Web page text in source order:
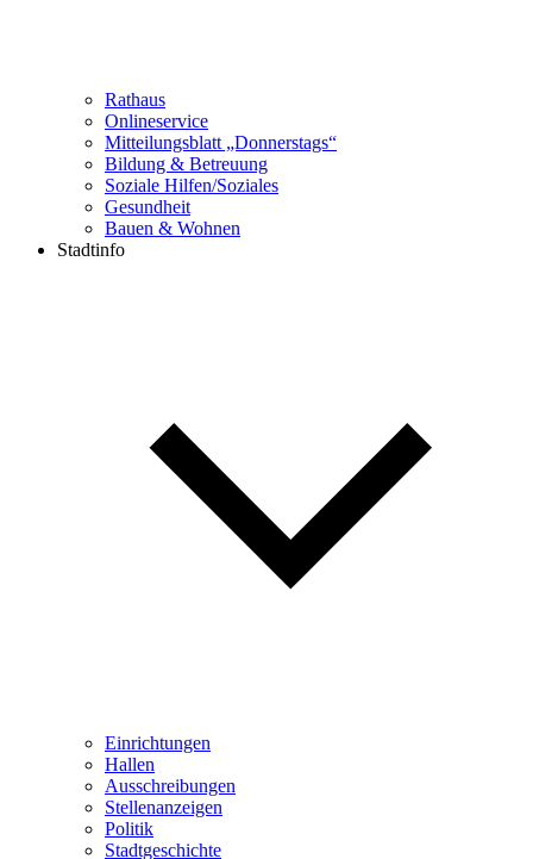
Rathaus
Onlineservice
Mitteilungsblatt „Donnerstags“
Bildung & Betreuung
Soziale Hilfen/Soziales
Gesundheit
Bauen & Wohnen
Stadtinfo
Einrichtungen
Hallen
Ausschreibungen
Stellenanzeigen
Politik
Stadtgeschichte